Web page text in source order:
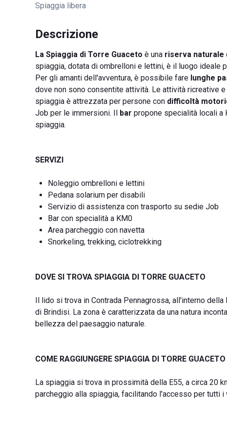
Spiaggia libera
Descrizione
La Spiaggia di Torre Guaceto è una riserva naturale
spiaggia, dotata di ombrelloni e lettini, è il luogo ideale
Per gli amanti dell'avventura, è possibile fare lunghe
dove non sono consentite attività. Le attività ricreative
spiaggia è attrezzata per persone con difficoltà
Job per le immersioni. Il bar propone specialità locali a
spiaggia.
SERVIZI
Noleggio ombrelloni e lettini
Pedana solarium per disabili
Servizio di assistenza con trasporto su sedie Job
Bar con specialità a KM0
Area parcheggio con navetta
Snorkeling, trekking, ciclotrekking
DOVE SI TROVA SPIAGGIA DI TORRE GUACETO
Il lido si trova in Contrada Pennagrossa, all'interno
di Brindisi. La zona è caratterizzata da una natura
bellezza del paesaggio naturale.
COME RAGGIUNGERE SPIAGGIA DI TORRE GUACETO
La spiaggia si trova in prossimità della E55, a circa 20
parcheggio alla spiaggia, facilitando l'accesso per tutti i